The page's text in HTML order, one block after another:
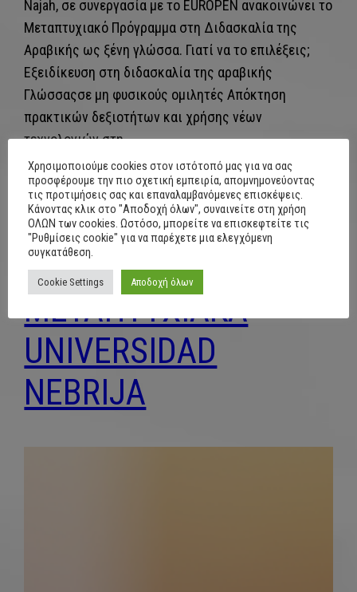
Najah, σε συνεργασία με το EUROPEN ανακοινώνει το
Μεταπτυχιακό Πρόγραμμα στη Διδασκαλία της
Αραβικής ως ξένη γλώσσα. Γιατί να το επιλέξεις;
Εξειδίκευση στη διδασκαλία της αραβικής
Γλώσσαςσε μη φυσικούς ομιλητές Απόκτηση
πρακτικών δεξιοτήτων και χρήσης νέων
τεχνολογιών στη…
May 29, 2026
ΜΕΤΑΠΤΥΧΙΑΚΑ
UNIVERSIDAD
NEBRIJA
Χρησιμοποιούμε cookies στον ιστότοπό μας για να σας
προσφέρουμε την πιο σχετική εμπειρία, απομνημονεύοντας
τις προτιμήσεις σας και επαναλαμβανόμενες επισκέψεις.
Κάνοντας κλικ στο "Αποδοχή όλων", συναινείτε στη χρήση
ΟΛΩΝ των cookies. Ωστόσο, μπορείτε να επισκεφτείτε τις
"Ρυθμίσεις cookie" για να παρέχετε μια ελεγχόμενη
συγκατάθεση.
Cookie Settings Αποδοχή όλων